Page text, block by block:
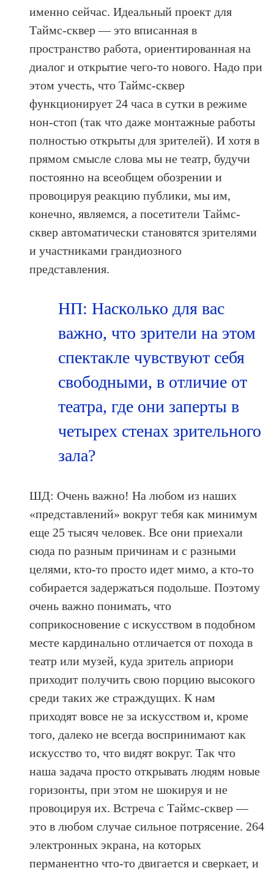
именно сейчас. Идеальный проект для
Таймс-сквер — это вписанная в
пространство работа, ориентированная на
диалог и открытие чего-то нового. Надо при
этом учесть, что Таймс-сквер
функционирует 24 часа в сутки в режиме
нон-стоп (так что даже монтажные работы
полностью открыты для зрителей). И хотя в
прямом смысле слова мы не театр, будучи
постоянно на всеобщем обозрении и
провоцируя реакцию публики, мы им,
конечно, являемся, а посетители Таймс-
сквер автоматически становятся зрителями
и участниками грандиозного
представления.
НП: Насколько для вас
важно, что зрители на этом
спектакле чувствуют себя
свободными, в отличие от
театра, где они заперты в
четырех стенах зрительного
зала?
ШД: Очень важно! На любом из наших
«представлений» вокруг тебя как минимум
еще 25 тысяч человек. Все они приехали
сюда по разным причинам и с разными
целями, кто-то просто идет мимо, а кто-то
собирается задержаться подольше. Поэтому
очень важно понимать, что
соприкосновение с искусством в подобном
месте кардинально отличается от похода в
театр или музей, куда зритель априори
приходит получить свою порцию высокого
среди таких же страждущих. К нам
приходят вовсе не за искусством и, кроме
того, далеко не всегда воспринимают как
искусство то, что видят вокруг. Так что
наша задача просто открывать людям новые
горизонты, при этом не шокируя и не
провоцируя их. Встреча с Таймс-сквер —
это в любом случае сильное потрясение. 264
электронных экрана, на которых
перманентно что-то двигается и сверкает, и